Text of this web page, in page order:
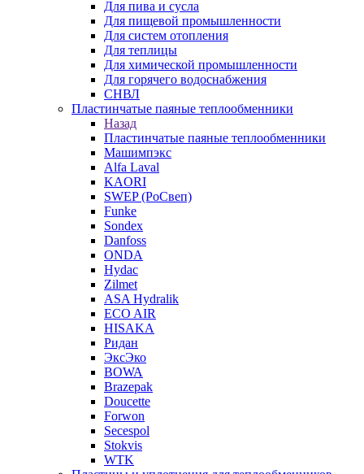
Для пива и сусла
Для пищевой промышленности
Для систем отопления
Для теплицы
Для химической промышленности
Для горячего водоснабжения
СНВЛ
Пластинчатые паяные теплообменники
Назад
Пластинчатые паяные теплообменники
Машимпэкс
Alfa Laval
KAORI
SWEP (РоСвеп)
Funke
Sondex
Danfoss
ONDA
Hydac
Zilmet
ASA Hydralik
ECO AIR
HISAKA
Ридан
ЭксЭко
BOWA
Brazepak
Doucette
Forwon
Secespol
Stokvis
WTK